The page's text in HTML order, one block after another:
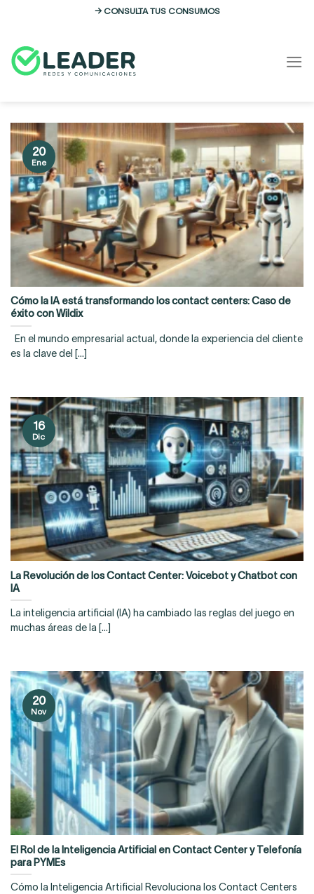
content
→ CONSULTA TUS CONSUMOS
Cómo la IA está transformando los contact centers: Caso de
éxito con Wildix
En el mundo empresarial actual, donde la experiencia del cliente
es la clave del [...]
20
Ene
La Revolución de los Contact Center: Voicebot y Chatbot con
IA
La inteligencia artificial (IA) ha cambiado las reglas del juego en
muchas áreas de la [...]
16
Dic
El Rol de la Inteligencia Artificial en Contact Center y Telefonía
para PYMEs
Cómo la Inteligencia Artificial Revoluciona los Contact Centers
20
Nov